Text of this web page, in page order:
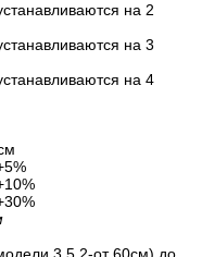
на 2
на 3
на 4